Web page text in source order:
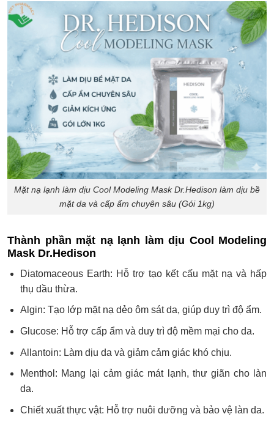
Mặt nạ lạnh làm dịu Cool Modeling Mask Dr.Hedison làm dịu bề
mặt da và cấp ẩm chuyên sâu (Gói 1kg)
Thành phần mặt nạ lạnh làm dịu Cool Modeling
Mask Dr.Hedison
Diatomaceous Earth: Hỗ trợ tạo kết cấu mặt nạ và hấp
thụ dầu thừa.
Algin: Tạo lớp mặt nạ dẻo ôm sát da, giúp duy trì độ ẩm.
Glucose: Hỗ trợ cấp ẩm và duy trì độ mềm mại cho da.
Allantoin: Làm dịu da và giảm cảm giác khó chịu.
Menthol: Mang lại cảm giác mát lạnh, thư giãn cho làn
da.
Chiết xuất thực vật: Hỗ trợ nuôi dưỡng và bảo vệ làn da.